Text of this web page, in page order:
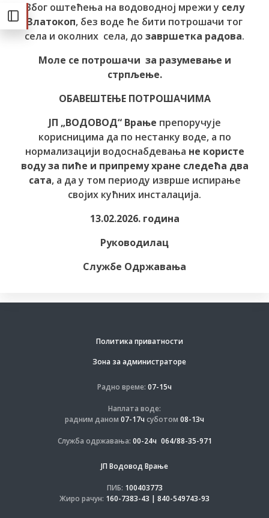
Због оштећења на водоводној мрежи у селу
Златокоп, без воде ће бити потрошачи тог
села и околних села, до завршетка радова.
Моле се потрошачи за разумевање и
стрпљење.
ОБАВЕШТЕЊЕ ПОТРОШАЧИМА
ЈП „ВОДОВОД“ Врање препоручује
корисницима да по нестанку воде, а по
нормализацији водоснабдевања не користе
воду за пиће и припрему хране следећа два
сата, а да у том периоду изврше испирање
својих кућних инсталација.
13.02.2026. година
Руководилац
Службе Одржавања
Политика приватности
Зона за администраторе
Радно време: 07-15ч
Наплата воде:
радним даном 07-17ч суботом 08-13ч
Служба одржавања: 00-24ч 064/88-35-971
ЈП Водовод Врање
ПИБ: 100403773
Жиро рачун: 160-7383-43 | 840-549743-93